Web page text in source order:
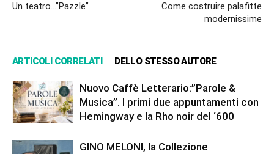
Un teatro…”Pazzle”
Come costruire palafitte
modernissime
ARTICOLI CORRELATI DELLO STESSO AUTORE
Nuovo Caffè Letterario:”Parole &
Musica”. I primi due appuntamenti con
Hemingway e la Rho noir del ‘600
GINO MELONI, la Collezione